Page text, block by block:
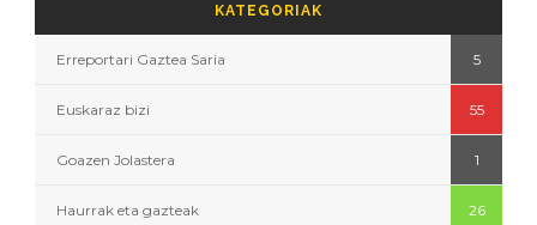
KATEGORIAK
Erreportari Gaztea Saria 5
Euskaraz bizi 55
Goazen Jolastera 1
Haurrak eta gazteak 26